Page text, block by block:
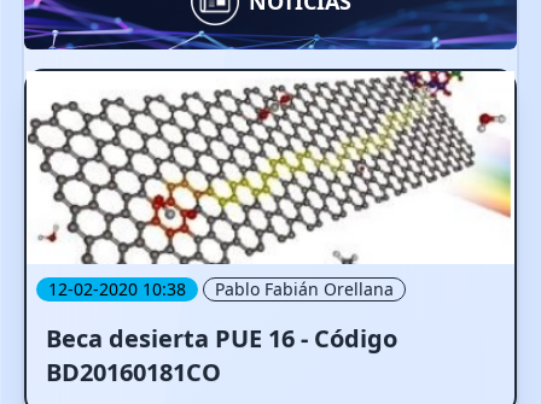
12-02-2020 10:38 Pablo Fabián Orellana
Beca desierta PUE 16 - Código
BD20160181CO